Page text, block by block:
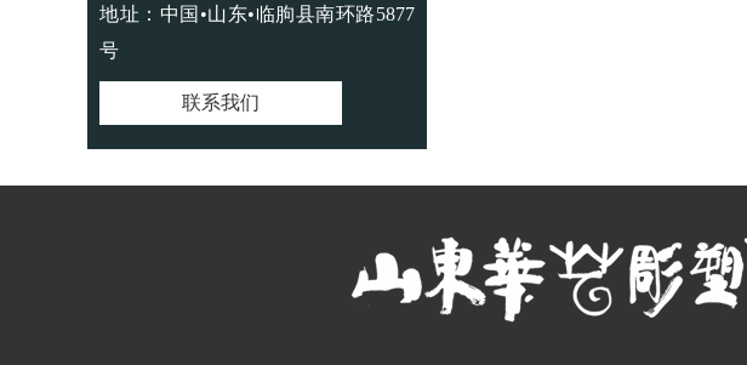
地址：中国•山东•临朐县南环路5877
号
联系我们